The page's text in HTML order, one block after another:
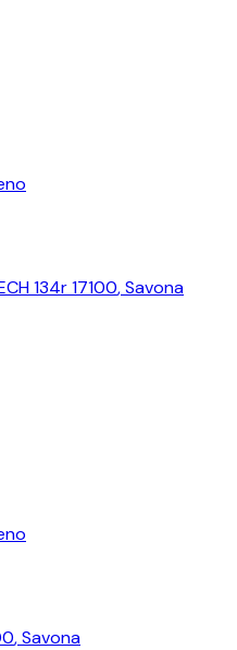
134r 17100,Savona
,Savona